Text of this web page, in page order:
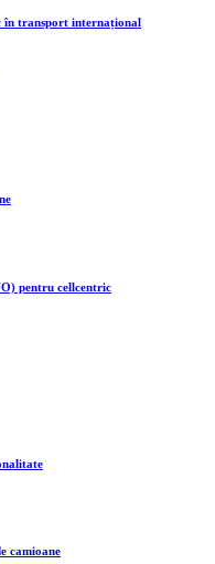
în transport internațional
pentru cellcentric
camioane